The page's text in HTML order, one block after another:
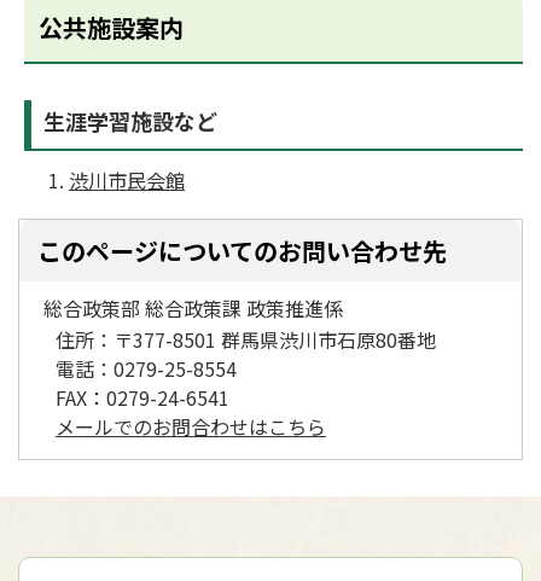
公共施設案内
生涯学習施設など
渋川市民会館
このページについてのお問い合わせ先
総合政策部 総合政策課 政策推進係
住所： 〒377-8501 群馬県渋川市石原80番地
電話： 0279-25-8554
FAX： 0279-24-6541
メールでのお問合わせはこちら